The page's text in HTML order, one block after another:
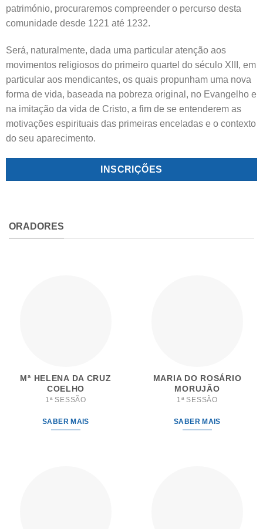
património, procuraremos compreender o percurso desta
comunidade desde 1221 até 1232.
Será, naturalmente, dada uma particular atenção aos
movimentos religiosos do primeiro quartel do século XIII, em
particular aos mendicantes, os quais propunham uma nova
forma de vida, baseada na pobreza original, no Evangelho e
na imitação da vida de Cristo, a fim de se entenderem as
motivações espirituais das primeiras enceladas e o contexto
do seu aparecimento.
INSCRIÇÕES
ORADORES
Mª HELENA DA CRUZ
COELHO
1ª SESSÃO
SABER MAIS
MARIA DO ROSÁRIO
MORUJÃO
1ª SESSÃO
SABER MAIS